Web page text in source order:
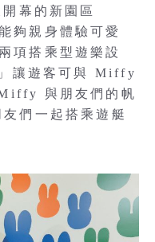
幕的新園區
夠親身體驗可愛
項搭乘型遊樂設
讓遊客可與 Miffy
與朋友們的帆
們一起搭乘遊艇